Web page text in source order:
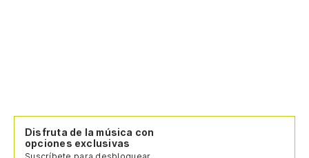
Disfruta de la música con
opciones exclusivas